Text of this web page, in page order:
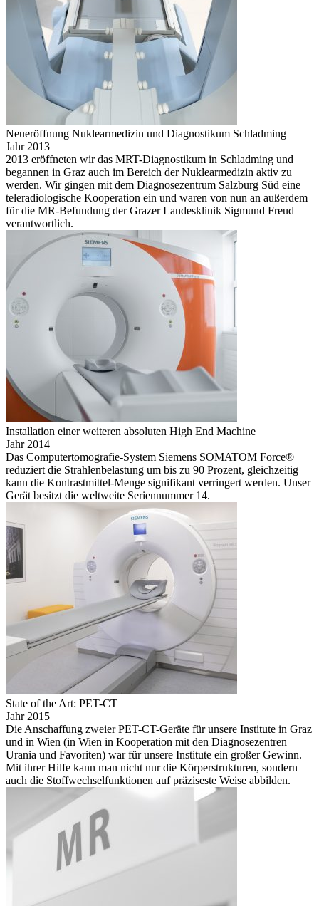
Neu­eröffnung Nuklearmedizin und Diagnostikum Schladming
Jahr 2013
2013 eröffneten wir das MRT-Diagnostikum in Schladming und
begannen in Graz auch im Bereich der Nuklearmedizin aktiv zu
werden. Wir gingen mit dem Diagnosezentrum Salzburg Süd eine
teleradiologische Kooperation ein und waren von nun an außerdem
für die MR-Befundung der Grazer Landesklinik Sigmund Freud
verantwortlich.
Installation einer weiteren absoluten High End Machine
Jahr 2014
Das Computertomografie-System Siemens SOMATOM Force®
reduziert die Strahlenbelastung um bis zu 90 Prozent, gleichzeitig
kann die Kontrastmittel-Menge signifikant verringert werden. Unser
Gerät besitzt die weltweite Seriennummer 14.
State of the Art: PET-CT
Jahr 2015
Die Anschaffung zweier PET-CT-Geräte für unsere Institute in Graz
und in Wien (in Wien in Kooperation mit den Diagnosezentren
Urania und Favoriten) war für unsere Institute ein großer Gewinn.
Mit ihrer Hilfe kann man nicht nur die Körperstrukturen, sondern
auch die Stoffwechselfunktionen auf präziseste Weise abbilden.